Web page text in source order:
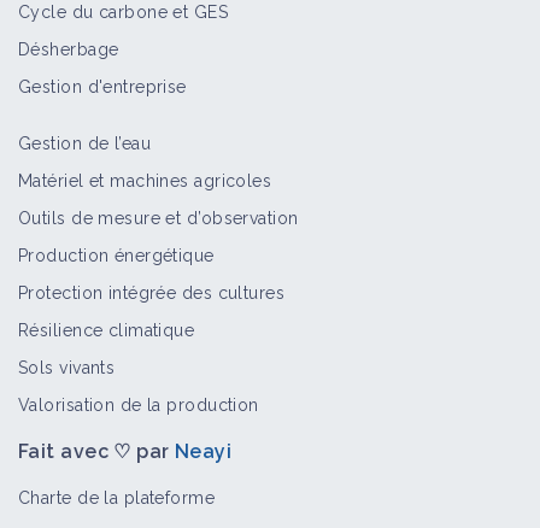
Cycle du carbone et GES
Désherbage
Gestion d'entreprise
Gestion de l’eau
Matériel et machines agricoles
Outils de mesure et d’observation
Production énergétique
Protection intégrée des cultures
Résilience climatique
Sols vivants
Valorisation de la production
Fait avec ♡ par Neayi
Charte de la plateforme